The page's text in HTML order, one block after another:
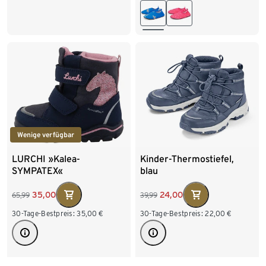
28-29 30-31
Wenige verfügbar
LURCHI »Kalea-
SYMPATEX«
65,99 35,00
30-Tage-Bestpreis: 35,00 €
Kinder-Thermostiefel,
blau
39,99 24,00
30-Tage-Bestpreis: 22,00 €